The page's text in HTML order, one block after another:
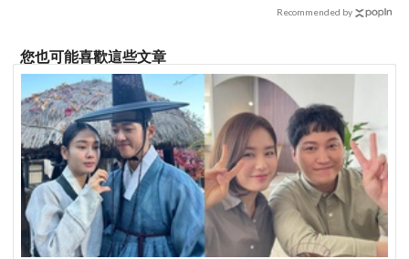
Recommended by
您也可能喜歡這些文章